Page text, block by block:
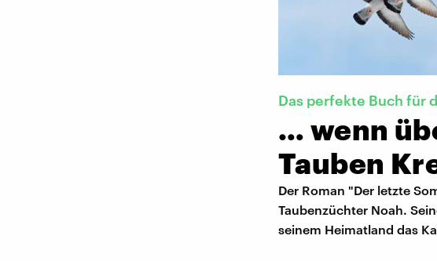
Das perfekte Buch für
… wenn
Tauben
Der Roman "Der letzte
Taubenzüchter Noah.
seinem Heimatland das